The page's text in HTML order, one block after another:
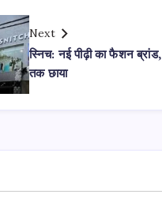
Next
स्निच: नई पीढ़ी का फैशन
तक छाया